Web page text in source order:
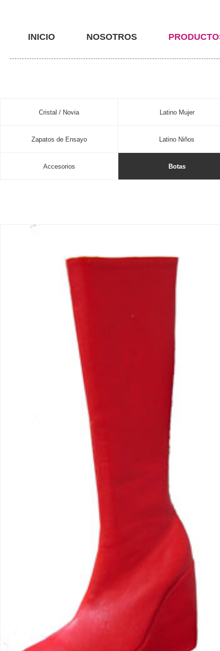
INICIO NOSOTROS
Cristal / Novia Latino Mujer
Zapatos de Ensayo Latino Niños
Accesorios Botas